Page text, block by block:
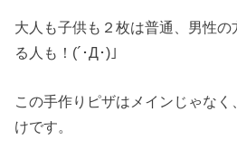
大人も子供も２枚は普通、男性の
る人も！(´･Д･)」
この手作りピザはメインじゃな
けです。